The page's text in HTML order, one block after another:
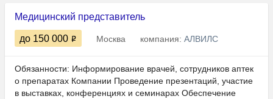
Медицинский представитель
до 150 000 Москва компания: АЛВИЛС
Обязанности: Информирование врачей, сотрудников аптек
о препаратах Компании Проведение презентаций, участие
в выставках, конференциях и семинарах Обеспечение